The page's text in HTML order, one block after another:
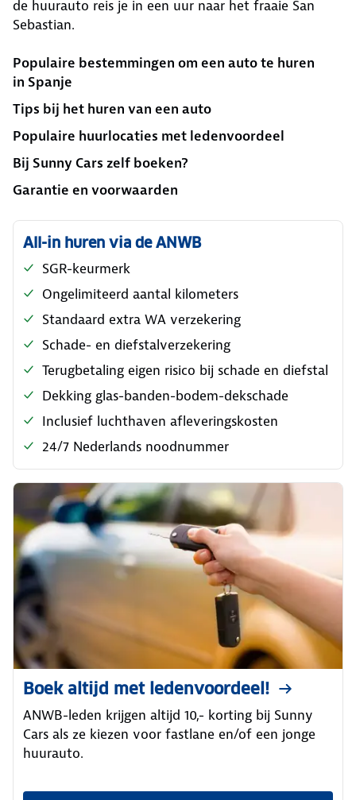
de huurauto reis je in een uur naar het fraaie San
Sebastian.
Populaire bestemmingen om een auto te huren
in Spanje
Tips bij het huren van een auto
Populaire huurlocaties met ledenvoordeel
Bij Sunny Cars zelf boeken?
Garantie en voorwaarden
All-in huren via de ANWB
SGR-keurmerk
Ongelimiteerd aantal kilometers
Standaard extra WA verzekering
Schade- en diefstalverzekering
Terugbetaling eigen risico bij schade en diefstal
Dekking glas-banden-bodem-dekschade
Inclusief luchthaven afleveringskosten
24/7 Nederlands noodnummer
Boek altijd met ledenvoordeel!
ANWB-leden krijgen altijd 10,- korting bij Sunny
Cars als ze kiezen voor fastlane en/of een jonge
huurauto.